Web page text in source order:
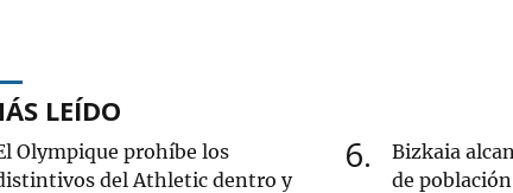
LEÍDO
Olympique prohíbe los
del Athletic dentro y
6
Bizkaia
de